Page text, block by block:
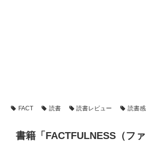
FACT 読書 読書レビュー 読書
書籍「FACTFULNESS（フ